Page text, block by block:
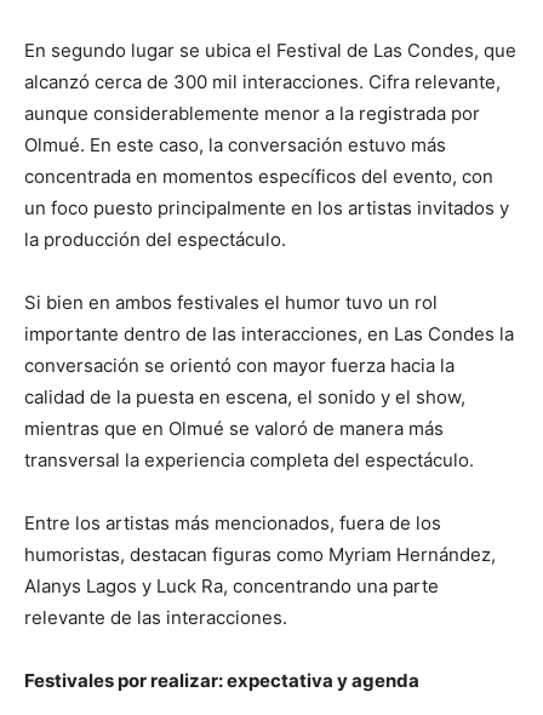
En segundo lugar se ubica el Festival de Las Condes, que
alcanzó cerca de 300 mil interacciones. Cifra relevante,
aunque considerablemente menor a la registrada por
Olmué. En este caso, la conversación estuvo más
concentrada en momentos específicos del evento, con
un foco puesto principalmente en los artistas invitados y
la producción del espectáculo.
Si bien en ambos festivales el humor tuvo un rol
importante dentro de las interacciones, en Las Condes la
conversación se orientó con mayor fuerza hacia la
calidad de la puesta en escena, el sonido y el show,
mientras que en Olmué se valoró de manera más
transversal la experiencia completa del espectáculo.
Entre los artistas más mencionados, fuera de los
humoristas, destacan figuras como Myriam Hernández,
Alanys Lagos y Luck Ra, concentrando una parte
relevante de las interacciones.
Festivales por realizar: expectativa y agenda